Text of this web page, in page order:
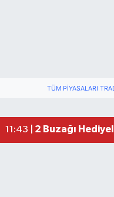
TÜM PIYASALARI
11:43 | 2 Buzağı